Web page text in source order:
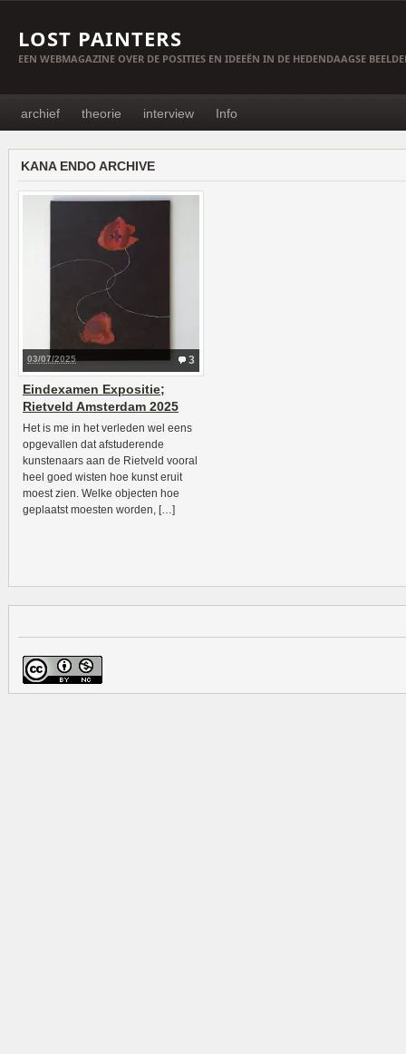
LOST PAINTERS
EEN WEBMAGAZINE OVER DE POSITIES EN IDEEËN IN DE HEDENDAAGSE
archief theorie interview Info
KANA ENDO ARCHIVE
3
03/07/2025
Eindexamen Expositie;
Rietveld Amsterdam 2025
Het is me in het verleden wel eens
opgevallen dat afstuderende
kunstenaars aan de Rietveld vooral
heel goed wisten hoe kunst eruit
moest zien. Welke objecten hoe
geplaatst moesten worden, […]